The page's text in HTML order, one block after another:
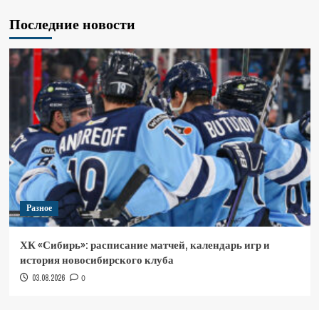
Последние новости
Разное
ХК «Сибирь»: расписание матчей, календарь игр и
история новосибирского клуба
03.08.2026 0